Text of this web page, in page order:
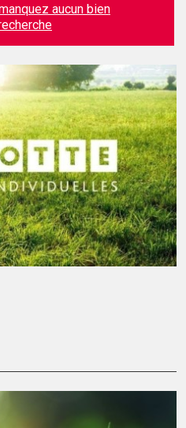
aucun bien